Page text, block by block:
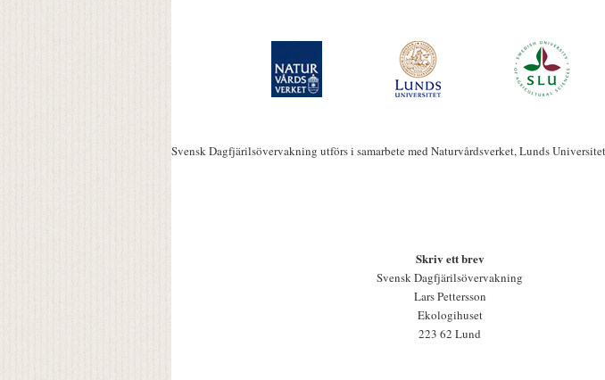
Svensk Dagfjärilsövervakning utförs i samarbete med Naturvårdsverket, Lunds
Skriv ett brev
Svensk Dagfjärilsövervakning
Lars Pettersson
Ekologihuset
223 62 Lund